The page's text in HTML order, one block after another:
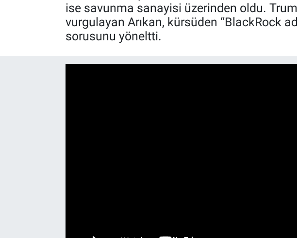
ise savunma sanayisi üzerinden oldu.
vurgulayan Arıkan, kürsüden “BlackRock
sorusunu yöneltti.